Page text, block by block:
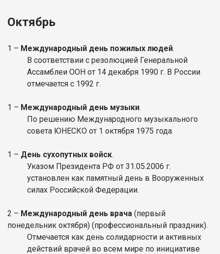
Октябрь
1 – Международный день пожилых людей.
В соответствии с резолюцией Генеральной
Ассамблеи ООН от 14 декабря 1990 г. В России
отмечается с 1992 г.
1 – Международный день музыки.
По решению Международного музыкального
совета ЮНЕСКО от 1 октября 1975 года.
1 – День сухопутных войск.
Указом Президента РФ от 31.05.2006 г.
установлен как памятный день в Вооруженных
силах Российской Федерации.
2 – Международный день врача (первый
понедельник октября) (профессиональный праздник).
Отмечается как день солидарности и активных
действий врачей во всем мире по инициативе